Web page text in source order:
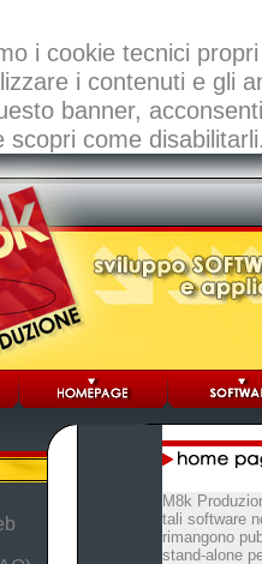
i cookie tecnici
i contenuti e gli
banner,
come
M8k
tali software
rimangono
stand-alone